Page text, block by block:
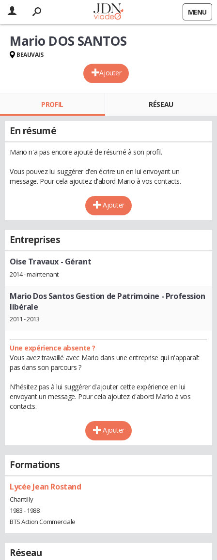
MENU
Ajouter
Mario DOS SANTOS
BEAUVAIS
PROFIL RÉSEAU
En résumé
Mario n'a pas encore ajouté de résumé à son profil.
Vous pouvez lui suggérer d'en écrire un en lui envoyant un
message. Pour cela ajoutez d'abord Mario à vos contacts.
Ajouter
Entreprises
Oise Travaux- Gérant
2014 - maintenant
Mario Dos Santos Gestion de Patrimoine - Profession
libérale
2011 - 2013
Une expérience absente ?
Vous avez travaillé avec Mario dans une entreprise qui n'apparaît
pas dans son parcours ?
N'hésitez pas à lui suggérer d'ajouter cette expérience en lui
envoyant un message. Pour cela ajoutez d'abord Mario à vos
contacts.
Ajouter
Formations
Lycée Jean Rostand
Chantilly
1983 - 1988
BTS Action Commerciale
Réseau